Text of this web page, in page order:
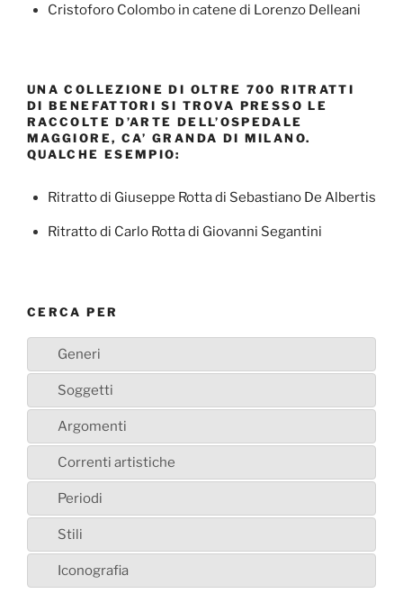
Cristoforo Colombo in catene di Lorenzo Delleani
UNA COLLEZIONE DI OLTRE 700 RITRATTI
DI BENEFATTORI SI TROVA PRESSO LE
RACCOLTE D’ARTE DELL’OSPEDALE
MAGGIORE, CA’ GRANDA DI MILANO.
QUALCHE ESEMPIO:
Ritratto di Giuseppe Rotta di Sebastiano De Albertis
Ritratto di Carlo Rotta di Giovanni Segantini
CERCA PER
Generi
Soggetti
Argomenti
Correnti artistiche
Periodi
Stili
Iconografia